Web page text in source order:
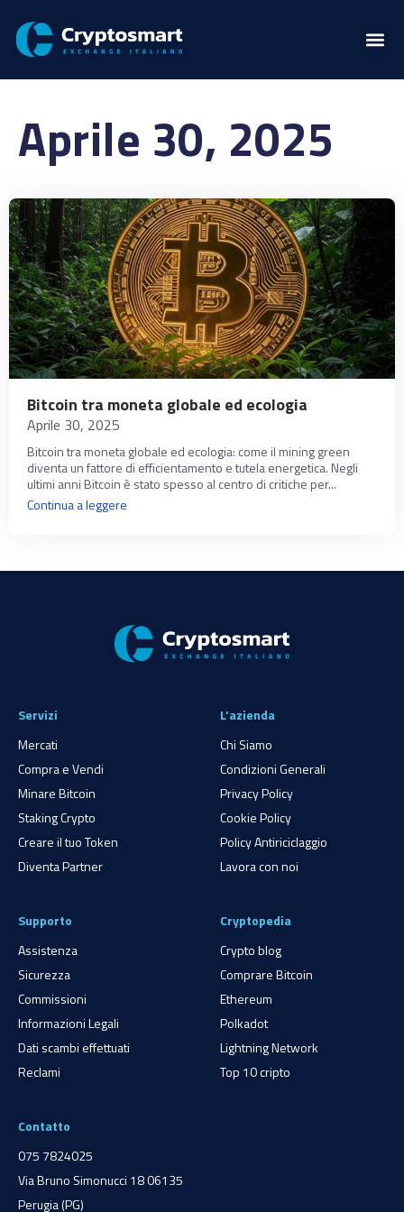
Aprile 30, 2025
Bitcoin tra moneta globale ed ecologia
Aprile 30, 2025
Bitcoin tra moneta globale ed ecologia: come il mining green
diventa un fattore di efficientamento e tutela energetica. Negli
ultimi anni Bitcoin è stato spesso al centro di critiche per...
Continua a leggere
Servizi
Mercati
Compra e Vendi
Minare Bitcoin
Staking Crypto
Creare il tuo Token
Diventa Partner
L’azienda
Chi Siamo
Condizioni Generali
Privacy Policy
Cookie Policy
Policy Antiriciclaggio
Lavora con noi
Supporto
Assistenza
Sicurezza
Commissioni
Informazioni Legali
Dati scambi effettuati
Reclami
Cryptopedia
Crypto blog
Comprare Bitcoin
Ethereum
Polkadot
Lightning Network
Top 10 cripto
Contatto
075 7824025
Via Bruno Simonucci 18 06135
Perugia (PG)